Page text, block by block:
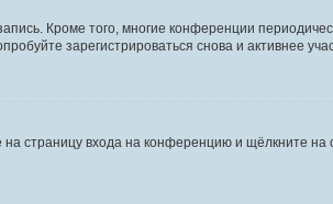
Кроме того, многие конференции
зарегистрироваться снова и активнее
страницу входа на конференцию и щёлкните на